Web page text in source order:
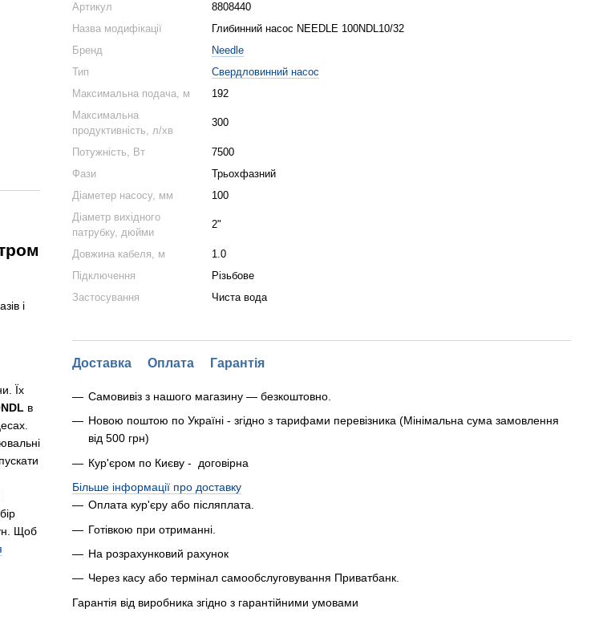
і
Їх
в
Щоб
Артикул
8808440
Назва модифікації
Глибинний насос NEEDLE 100NDL10/32
Бренд
Needle
Тип
Свердловинний насос
Максимальна подача, м
192
Максимальна
продуктивність, л/хв
300
Потужність, Вт
7500
Фази
Трьохфазний
Діаметер насосу, мм
100
Діаметр вихідного
патрубку, дюйми
2"
Довжина кабеля, м
1.0
Підключення
Різьбове
Застосування
Чиста вода
Доставка Оплата Гарантія
Самовивіз з нашого магазину — безкоштовно.
Новою поштою по Україні - згідно з тарифами перевізника (Мінімальна сума замовлення
від 500 грн)
Кур'єром по Києву - договірна
Більше інформації про доставку
Оплата кур'єру або післяплата.
Готівкою при отриманні.
На розрахунковий рахунок
Через касу або термінал самообслуговування Приватбанк.
Гарантія від виробника згідно з гарантійними умовами